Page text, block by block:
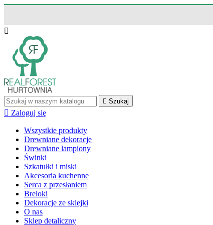

 Szukaj
 Zaloguj się
Wszystkie produkty
Drewniane dekoracje
Drewniane lampiony
Świnki
Szkatułki i miski
Akcesoria kuchenne
Serca z przesłaniem
Breloki
Dekoracje ze sklejki
O nas
Sklep detaliczny